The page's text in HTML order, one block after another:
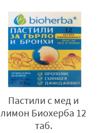
Пастили с мед и
лимон Биохерба 12
таб.